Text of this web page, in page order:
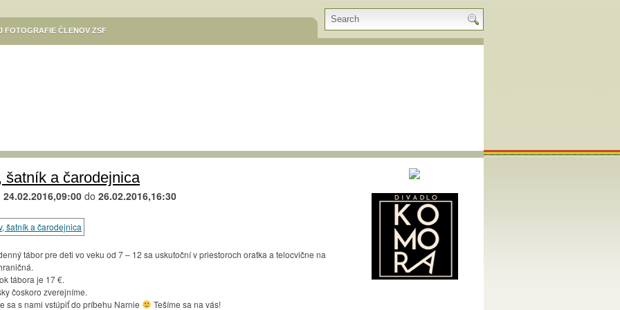
FOTOGRAFIE ČLENOV ZSF
/ SZINNYEI JÓZSEF KÖNYVTÁR, KOMÁROM
/ MSKS BÉNI EGRESSYHO /EGRESSY BÉNI VMKMESTSKÉ KULTÚRNE
KÚT
KOMÁRŇANSKÉ VÍNNE KORZO / KOMÁROMI BORKORZÓ
KOMÁRNO REGIONÁLNE OSVETOVÉ STREDISKO V KOMÁRNE – PODUJATIA
/ FOTOKLUB HELIOS KOMÁRNO / HELIOS FOTÓKLUB
2024 KELEMEN ISTVÁN / VÝSTAVA ILUSTRÁCIÍ DETSKÝCH KNÍH
šatník a čarodejnica
24.02.2016,09:00 do 26.02.2016,16:30
tábor pre deti vo veku od 7 – 12 sa uskutoční v priestoroch oratka a telocvične na
tábora je 17 €.
čoskoro zverejníme.
sa s nami vstúpiť do príbehu Narnie
Tešíme sa na vás!